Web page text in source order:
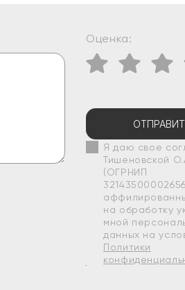
Оценка:
Я даю свое
Тишеновской
(ОГРНИП
на обработку
мной
данных на
Политики